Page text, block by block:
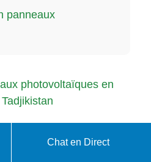
panneaux
photovoltaïques en
Chat en Direct